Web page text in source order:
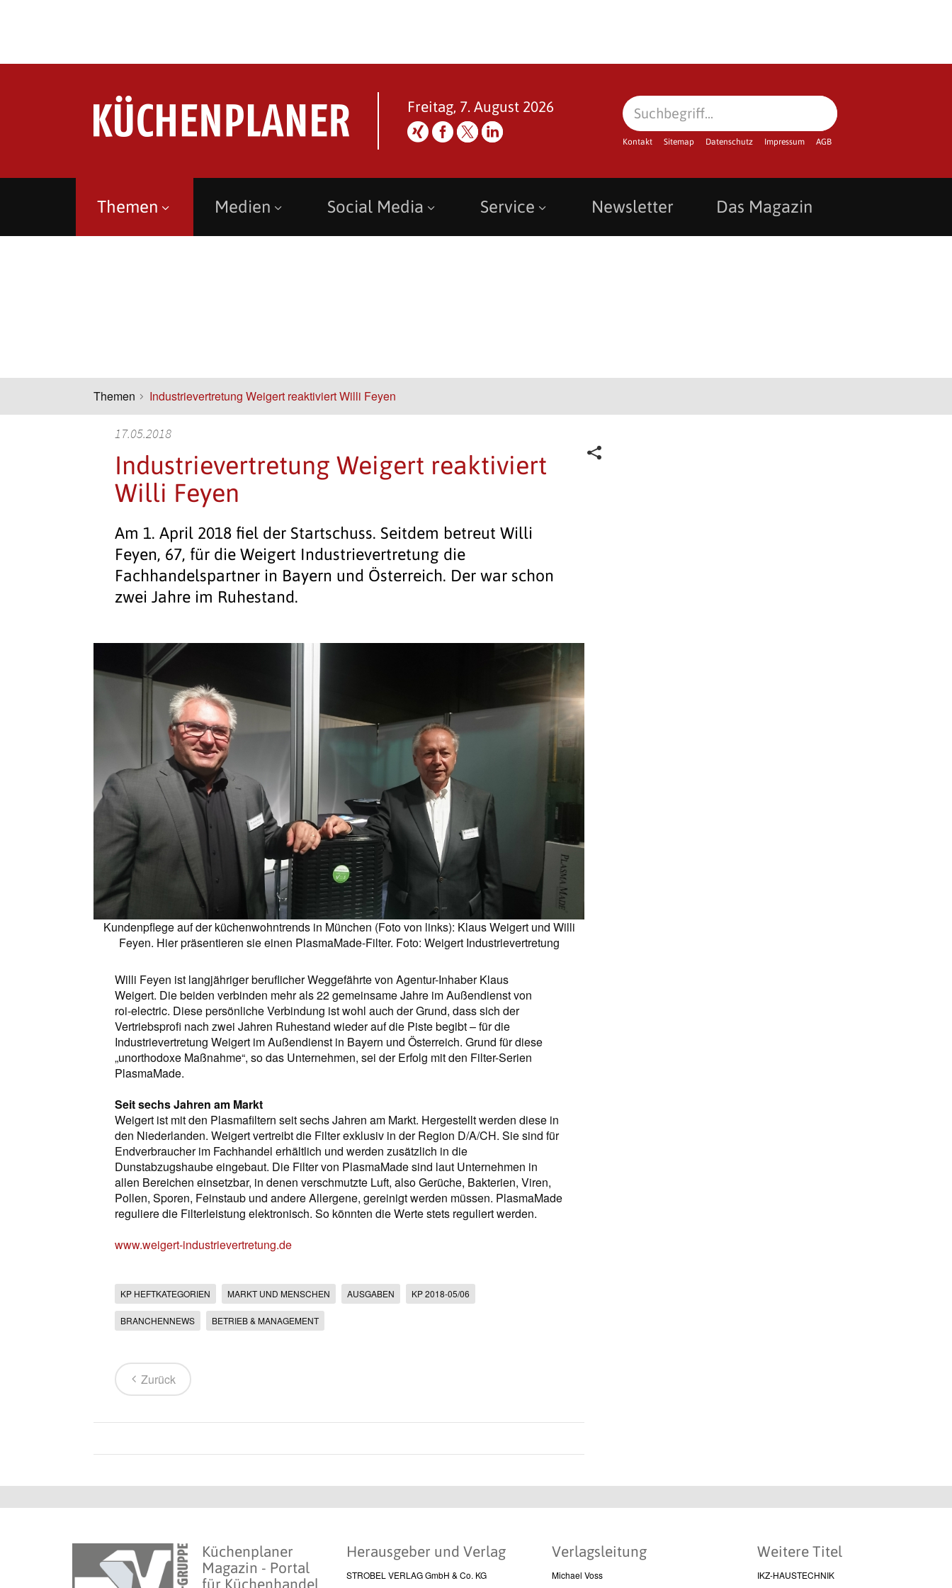
Freitag, 7. August 2026
Kontakt Sitemap Datenschutz Impressum AGB
Themen Medien Social Media Service Newsletter Das Magazin
Themen Industrievertretung Weigert reaktiviert Willi Feyen
17.05.2018
Industrievertretung Weigert reaktiviert
Willi Feyen
Am 1. April 2018 fiel der Startschuss. Seitdem betreut Willi
Feyen, 67, für die Weigert Industrievertretung die
Fachhandelspartner in Bayern und Österreich. Der war schon
zwei Jahre im Ruhestand.
Kundenpflege auf der küchenwohntrends in München (Foto von links): Klaus Weigert und Willi
Feyen. Hier präsentieren sie einen PlasmaMade-Filter. Foto: Weigert Industrievertretung
Willi Feyen ist langjähriger beruflicher Weggefährte von Agentur-Inhaber Klaus
Weigert. Die beiden verbinden mehr als 22 gemeinsame Jahre im Außendienst von
roi-electric. Diese persönliche Verbindung ist wohl auch der Grund, dass sich der
Vertriebsprofi nach zwei Jahren Ruhestand wieder auf die Piste begibt – für die
Industrievertretung Weigert im Außendienst in Bayern und Österreich. Grund für diese
„unorthodoxe Maßnahme“, so das Unternehmen, sei der Erfolg mit den Filter-Serien
PlasmaMade.
Seit sechs Jahren am Markt
Weigert ist mit den Plasmafiltern seit sechs Jahren am Markt. Hergestellt werden diese in
den Niederlanden. Weigert vertreibt die Filter exklusiv in der Region D/A/CH. Sie sind für
Endverbraucher im Fachhandel erhältlich und werden zusätzlich in die
Dunstabzugshaube eingebaut. Die Filter von PlasmaMade sind laut Unternehmen in
allen Bereichen einsetzbar, in denen verschmutzte Luft, also Gerüche, Bakterien, Viren,
Pollen, Sporen, Feinstaub und andere Allergene, gereinigt werden müssen. PlasmaMade
reguliere die Filterleistung elektronisch. So könnten die Werte stets reguliert werden.
www.weigert-industrievertretung.de
KP HEFTKATEGORIEN MARKT UND MENSCHEN AUSGABEN KP 2018-05/06
BRANCHENNEWS BETRIEB & MANAGEMENT
Zurück
Küchenplaner
Magazin - Portal
für Küchenhandel
Herausgeber und Verlag
STROBEL VERLAG GmbH & Co. KG
Verlagsleitung
Michael Voss
Weitere Titel
IKZ-HAUSTECHNIK